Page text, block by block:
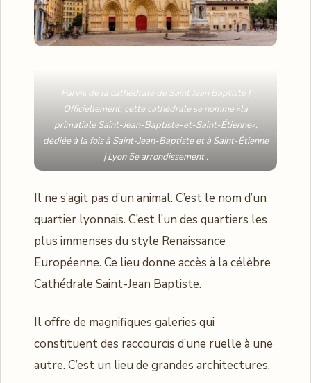
Parvis de la cathédrale de Saint Jean Baptiste |
Officiellement, cette cathédrale se nomme «la
primatiale Saint-Jean-Baptiste-et-Saint-Étienne»,
dédiée à la fois à Saint-Jean-Baptiste et à Saint-Étienne
| Lyon 5e arrondissement .
Il ne s’agit pas d’un animal. C’est le nom d’un
quartier lyonnais. C’est l’un des quartiers les
plus immenses du style Renaissance
Européenne. Ce lieu donne accès à la célèbre
Cathédrale Saint-Jean Baptiste.
Il offre de magnifiques galeries qui
constituent des raccourcis d’une ruelle à une
autre. C’est un lieu de grandes architectures.